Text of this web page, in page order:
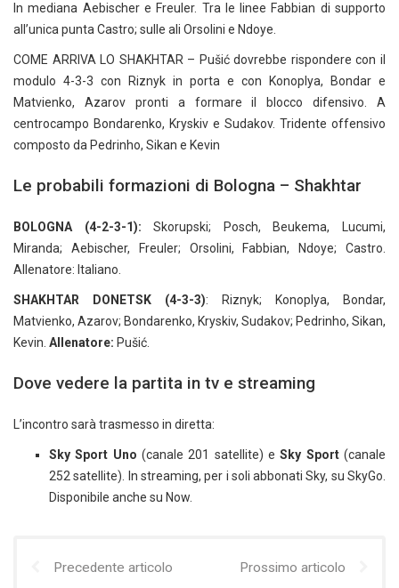
In mediana Aebischer e Freuler. Tra le linee Fabbian di supporto
all’unica punta Castro; sulle ali Orsolini e Ndoye.
COME ARRIVA LO SHAKHTAR – Pušić dovrebbe rispondere con il
modulo 4-3-3 con Riznyk in porta e con Konoplya, Bondar e
Matvienko, Azarov pronti a formare il blocco difensivo. A
centrocampo Bondarenko, Kryskiv e Sudakov. Tridente offensivo
composto da Pedrinho, Sikan e Kevin
Le probabili formazioni di Bologna – Shakhtar
BOLOGNA (4-2-3-1): Skorupski; Posch, Beukema, Lucumi,
Miranda; Aebischer, Freuler; Orsolini, Fabbian, Ndoye; Castro.
Allenatore: Italiano.
SHAKHTAR DONETSK (4-3-3): Riznyk; Konoplya, Bondar,
Matvienko, Azarov; Bondarenko, Kryskiv, Sudakov; Pedrinho, Sikan,
Kevin. Allenatore: Pušić.
Dove vedere la partita in tv e streaming
L’incontro sarà trasmesso in diretta:
Sky Sport Uno (canale 201 satellite) e Sky Sport(canale
252 satellite). In streaming, per i soli abbonati Sky, su SkyGo.
Disponibile anche su Now.
Precedente articolo Prossimo articolo